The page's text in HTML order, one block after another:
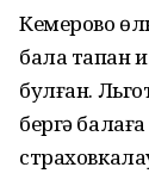
Кемерово
бала тапҡан
булған.
бергә